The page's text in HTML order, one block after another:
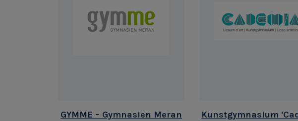
GYMME – Gymnasien Meran
Kunstgymnasium